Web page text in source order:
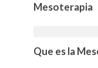
Mesoterapia
Que es la